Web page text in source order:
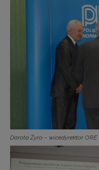
Dorota Żyro – wicedyrektor ORE